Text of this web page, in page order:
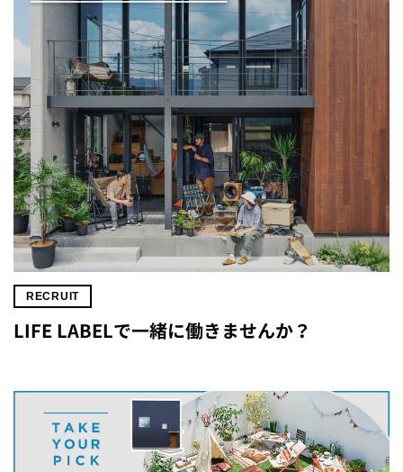
RECRUIT
LIFE LABELで一緒に働きませんか？